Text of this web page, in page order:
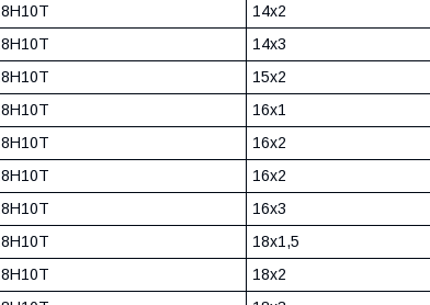
14х2
14х3
15х2
16х1
16х2
16х2
16х3
18х1,5
18х2